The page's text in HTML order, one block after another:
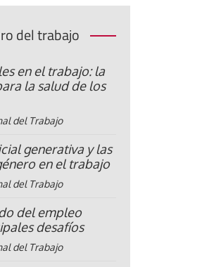
del trabajo
en el trabajo: la
la salud de los
del Trabajo
generativa y las
en el trabajo
del Trabajo
del empleo
desafíos
del Trabajo